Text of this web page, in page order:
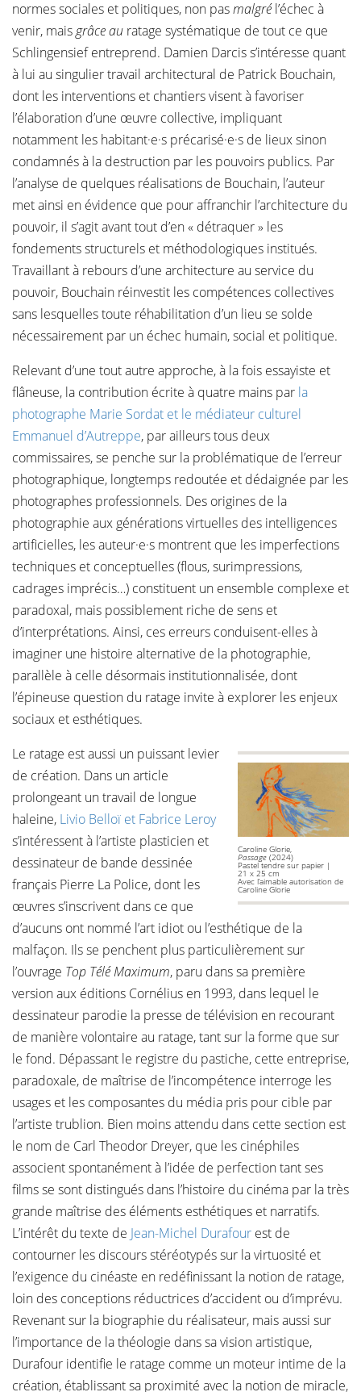
normes sociales et politiques, non pasmalgrél’échec à
venir, maisgrâce au ratage systématique de tout ce que
Schlingensief entreprend. Damien Darcis s’intéresse quant
à lui au singulier travail architectural de Patrick Bouchain,
dont les interventions et chantiers visent à favoriser
l’élaboration d’une œuvre collective, impliquant
notamment les habitant·e·s précarisé·e·s de lieux sinon
condamnés à la destruction par les pouvoirs publics. Par
l’analyse de quelques réalisations de Bouchain, l’auteur
met ainsi en évidence que pour affranchir l’architecture du
pouvoir, il s’agit avant tout d’en « détraquer » les
fondements structurels et méthodologiques institués.
Travaillant à rebours d’une architecture au service du
pouvoir, Bouchain réinvestit les compétences collectives
sans lesquelles toute réhabilitation d’un lieu se solde
nécessairement par un échec humain, social et politique.
Relevant d’une tout autre approche, à la fois essayiste et
flâneuse, la contribution écrite à quatre mains par la
photographe Marie Sordat et le médiateur culturel
Emmanuel d’Autreppe, par ailleurs tous deux
commissaires, se penche sur la problématique de l’erreur
photographique, longtemps redoutée et dédaignée par les
photographes professionnels. Des origines de la
photographie aux générations virtuelles des intelligences
artificielles, les auteur·e·s montrent que les imperfections
techniques et conceptuelles (flous, surimpressions,
cadrages imprécis…) constituent un ensemble complexe et
paradoxal, mais possiblement riche de sens et
d’interprétations. Ainsi, ces erreurs conduisent-elles à
imaginer une histoire alternative de la photographie,
parallèle à celle désormais institutionnalisée, dont
l’épineuse question du ratage invite à explorer les enjeux
sociaux et esthétiques.
Caroline Glorie,
Passage (2024)
Pastel tendre sur papier |
21 x 25 cm
Avec l’aimable autorisation de
Caroline Glorie
Le ratage est aussi un puissant levier
de création. Dans un article
prolongeant un travail de longue
haleine, Livio Belloï et Fabrice Leroy
s’intéressent à l’artiste plasticien et
dessinateur de bande dessinée
français Pierre La Police, dont les
œuvres s’inscrivent dans ce que
d’aucuns ont nommé l’art idiot ou l’esthétique de la
malfaçon. Ils se penchent plus particulièrement sur
l’ouvrage Top Télé Maximum, paru dans sa première
version aux éditions Cornélius en 1993, dans lequel le
dessinateur parodie la presse de télévision en recourant
de manière volontaire au ratage, tant sur la forme que sur
le fond. Dépassant le registre du pastiche, cette entreprise,
paradoxale, de maîtrise de l’incompétence interroge les
usages et les composantes du média pris pour cible par
l’artiste trublion. Bien moins attendu dans cette section est
le nom de Carl Theodor Dreyer, que les cinéphiles
associent spontanément à l’idée de perfection tant ses
films se sont distingués dans l’histoire du cinéma par la très
grande maîtrise des éléments esthétiques et narratifs.
L’intérêt du texte de Jean-Michel Durafour est de
contourner les discours stéréotypés sur la virtuosité et
l’exigence du cinéaste en redéfinissant la notion de ratage,
loin des conceptions réductrices d’accident ou d’imprévu.
Revenant sur la biographie du réalisateur, mais aussi sur
l’importance de la théologie dans sa vision artistique,
Durafour identifie le ratage comme un moteur intime de la
création, établissant sa proximité avec la notion de miracle,